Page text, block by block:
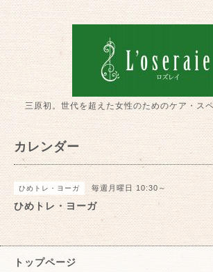
三原初。世代を超えた女性のためのケア・ス
カレンダー
ひめトレ・ヨーガ 毎週月曜日 10:30～
ひめトレ・ヨーガ
トップページ